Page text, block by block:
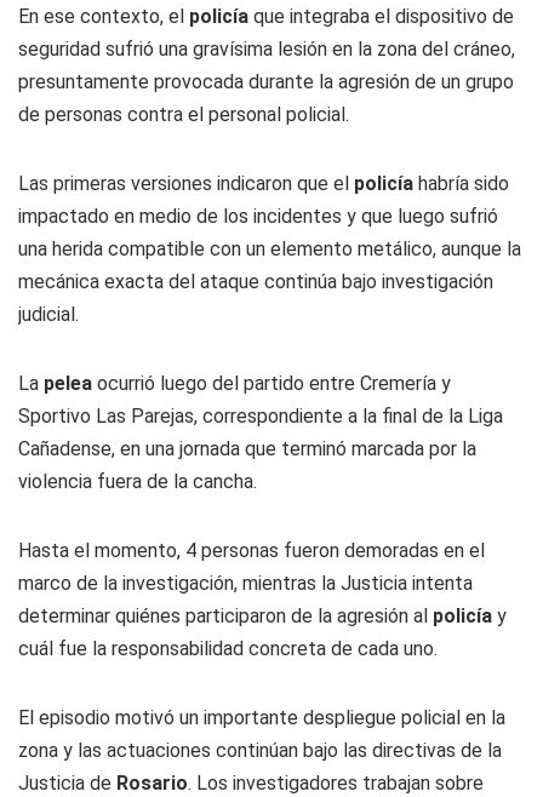
En ese contexto, el policía que integraba el dispositivo de
seguridad sufrió una gravísima lesión en la zona del cráneo,
presuntamente provocada durante la agresión de un grupo
de personas contra el personal policial.
Las primeras versiones indicaron que el policía habría sido
impactado en medio de los incidentes y que luego sufrió
una herida compatible con un elemento metálico, aunque la
mecánica exacta del ataque continúa bajo investigación
judicial.
La pelea ocurrió luego del partido entre Cremería y
Sportivo Las Parejas, correspondiente a la final de la Liga
Cañadense, en una jornada que terminó marcada por la
violencia fuera de la cancha.
Hasta el momento, 4 personas fueron demoradas en el
marco de la investigación, mientras la Justicia intenta
determinar quiénes participaron de la agresión al policía y
cuál fue la responsabilidad concreta de cada uno.
El episodio motivó un importante despliegue policial en la
zona y las actuaciones continúan bajo las directivas de la
Justicia de Rosario. Los investigadores trabajan sobre